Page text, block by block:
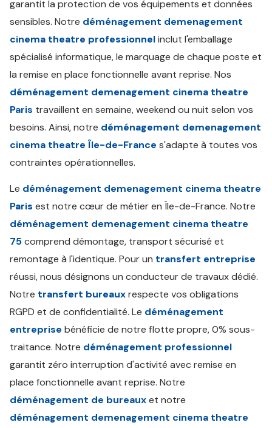
garantit la protection de vos équipements et données
sensibles. Notre déménagement demenagement
cinema theatre professionnelinclut l'emballage
spécialisé informatique, le marquage de chaque poste et
la remise en place fonctionnelle avant reprise. Nos
déménagement demenagement cinema theatre
Paris travaillent en semaine, weekend ou nuit selon vos
besoins. Ainsi, notre déménagement demenagement
cinema theatre Île-de-France s'adapte à toutes vos
contraintes opérationnelles.
Le déménagement demenagement cinema theatre
Paris est notre cœur de métier en Île-de-France. Notre
déménagement demenagement cinema theatre
75comprend démontage, transport sécurisé et
remontage à l'identique. Pour un transfert entreprise
réussi, nous désignons un conducteur de travaux dédié.
Notre transfert bureauxrespecte vos obligations
RGPD et de confidentialité. Le déménagement
entreprise bénéficie de notre flotte propre, 0% sous-
traitance. Notre déménagement professionnel
garantit zéro interruption d'activité avec remise en
place fonctionnelle avant reprise. Notre
déménagement de bureauxet notre
déménagement demenagement cinema theatre